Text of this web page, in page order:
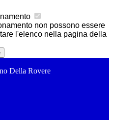
non possono essere
l'elenco nella pagina della
Della Rovere